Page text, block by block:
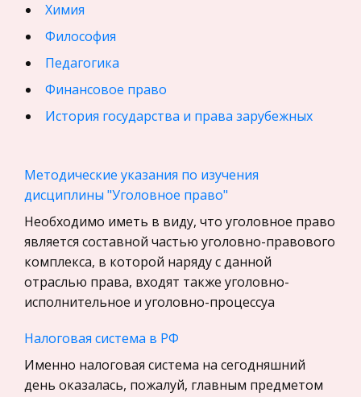
Химия
Философия
Педагогика
Финансовое право
История государства и права зарубежных
Физика
Искусство, Культура, Литература
Компьютерные сети
Материаловедение
Авиация
Бухгалтерский учет
История
Методические указания по изучения
дисциплины "Уголовное право"
Необходимо иметь в виду, что уголовное право
является составной частью уголовно-правового
комплекса, в которой наряду с данной
отраслью права, входят также уголовно-
исполнительное и уголовно-процессуа
Налоговая система в РФ
Именно налоговая система на сегодняшний
день оказалась, пожалуй, главным предметом